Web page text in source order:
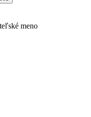
meno